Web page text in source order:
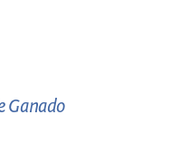
Ganado